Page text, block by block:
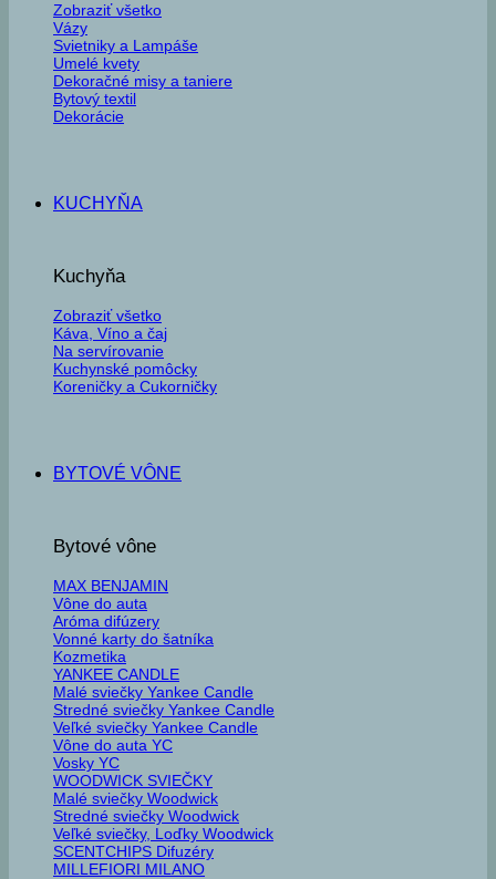
Zobraziť všetko
Vázy
Svietniky a Lampáše
Umelé kvety
Dekoračné misy a taniere
Bytový textil
Dekorácie
KUCHYŇA
Kuchyňa
Zobraziť všetko
Káva, Víno a čaj
Na servírovanie
Kuchynské pomôcky
Koreničky a Cukorničky
BYTOVÉ VÔNE
Bytové vône
MAX BENJAMIN
Vône do auta
Aróma difúzery
Vonné karty do šatníka
Kozmetika
YANKEE CANDLE
Malé sviečky Yankee Candle
Stredné sviečky Yankee Candle
Veľké sviečky Yankee Candle
Vône do auta YC
Vosky YC
WOODWICK SVIEČKY
Malé sviečky Woodwick
Stredné sviečky Woodwick
Veľké sviečky, Loďky Woodwick
SCENTCHIPS Difuzéry
MILLEFIORI MILANO